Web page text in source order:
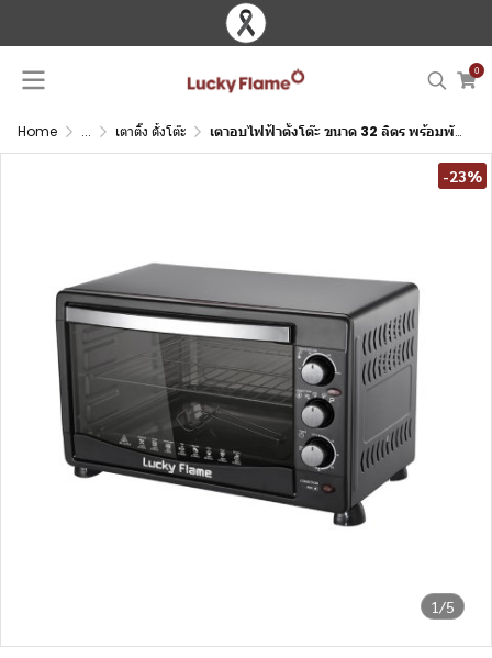
0
Home ... เตาติ๊ง ตั้งโต๊ะ เตาอบไฟฟ้าตั้งโต๊ะ ขนาด 32 ลิตร พร้อมพัดลมกระจายความร้อน
1/5
-23%